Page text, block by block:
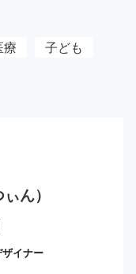
療
子ども
ん）
イナー